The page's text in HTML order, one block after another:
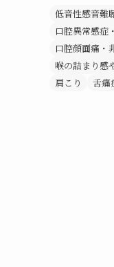
低音性感音難
口腔異常感症
口腔顔面痛・
喉の詰まり感
肩こり
舌痛